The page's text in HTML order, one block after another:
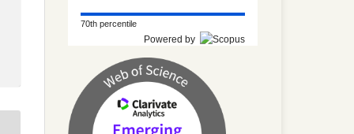
70th percentile
Powered by